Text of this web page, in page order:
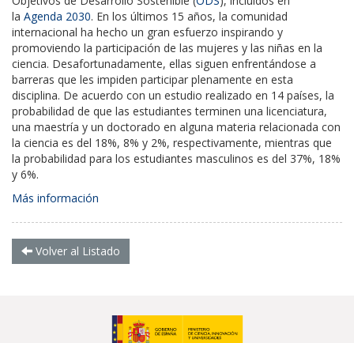
la Agenda 2030. En los últimos 15 años, la comunidad
internacional ha hecho un gran esfuerzo inspirando y
promoviendo la participación de las mujeres y las niñas en la
ciencia. Desafortunadamente, ellas siguen enfrentándose a
barreras que les impiden participar plenamente en esta
disciplina. De acuerdo con un estudio realizado en 14 países, la
probabilidad de que las estudiantes terminen una licenciatura,
una maestría y un doctorado en alguna materia relacionada con
la ciencia es del 18%, 8% y 2%, respectivamente, mientras que
la probabilidad para los estudiantes masculinos es del 37%, 18%
y 6%.
Más información
Volver al Listado